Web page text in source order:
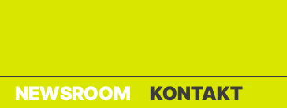
NEWSROOM KONTAKT